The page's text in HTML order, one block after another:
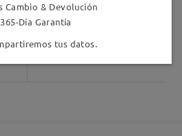
€
Cambio & Devolución
365-Día Garantía
tus datos.